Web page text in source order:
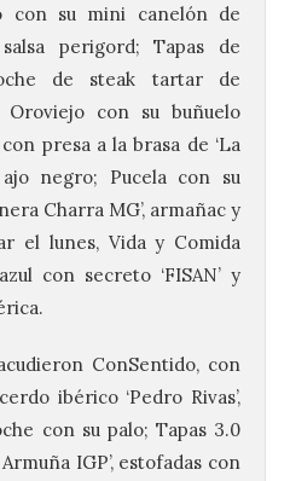
con su mini canelón de
perigord; Tapas de
de steak tartar de
Oroviejo con su buñuelo
presa a la brasa de ‘La
negro; Pucela con su
Charra MG’, armañac y
el lunes, Vida y Comida
con secreto ‘FISAN’ y
ConSentido, con
ibérico ‘Pedro Rivas’,
con su palo; Tapas 3.0
IGP’, estofadas con